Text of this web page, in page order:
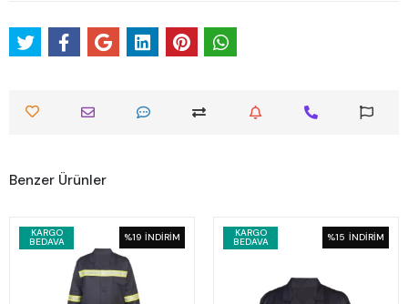
Benzer Ürünler
KARGO
BEDAVA %19 İNDİRİM KARGO
BEDAVA %15 İNDİRİM